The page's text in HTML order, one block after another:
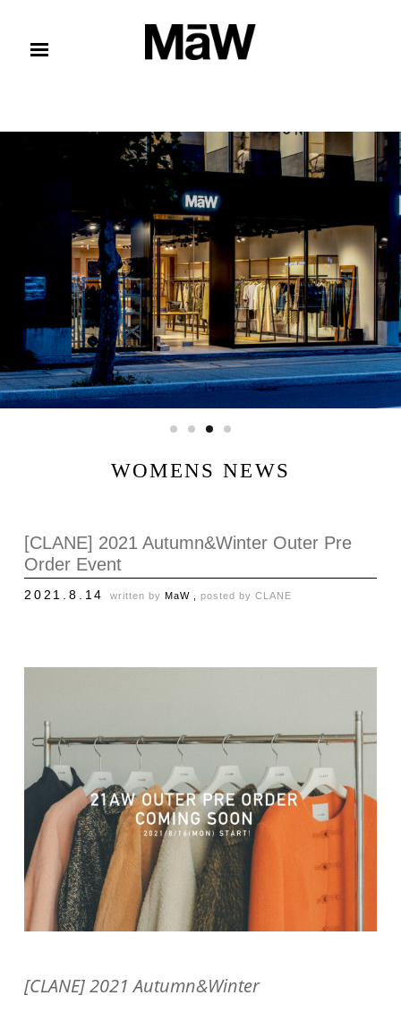
WOMENS NEWS
[CLANE] 2021 Autumn&Winter Outer Pre
Order Event
2021.8.14 written by MaW , posted by CLANE
[CLANE] 2021 Autumn&Winter